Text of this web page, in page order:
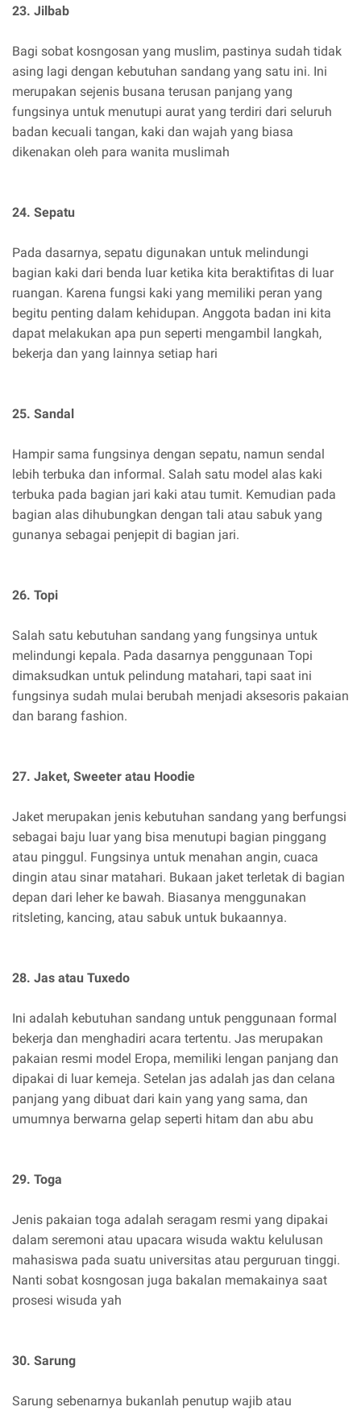
23. Jilbab
Bagi sobat kosngosan yang muslim, pastinya sudah tidak
asing lagi dengan kebutuhan sandang yang satu ini. Ini
merupakan sejenis busana terusan panjang yang
fungsinya untuk menutupi aurat yang terdiri dari seluruh
badan kecuali tangan, kaki dan wajah yang biasa
dikenakan oleh para wanita muslimah
24. Sepatu
Pada dasarnya, sepatu digunakan untuk melindungi
bagian kaki dari benda luar ketika kita beraktifitas di luar
ruangan. Karena fungsi kaki yang memiliki peran yang
begitu penting dalam kehidupan. Anggota badan ini kita
dapat melakukan apa pun seperti mengambil langkah,
bekerja dan yang lainnya setiap hari
25. Sandal
Hampir sama fungsinya dengan sepatu, namun sendal
lebih terbuka dan informal. Salah satu model alas kaki
terbuka pada bagian jari kaki atau tumit. Kemudian pada
bagian alas dihubungkan dengan tali atau sabuk yang
gunanya sebagai penjepit di bagian jari.
26. Topi
Salah satu kebutuhan sandang yang fungsinya untuk
melindungi kepala. Pada dasarnya penggunaan Topi
dimaksudkan untuk pelindung matahari, tapi saat ini
fungsinya sudah mulai berubah menjadi aksesoris pakaian
dan barang fashion.
27. Jaket, Sweeter atau Hoodie
Jaket merupakan jenis kebutuhan sandang yang berfungsi
sebagai baju luar yang bisa menutupi bagian pinggang
atau pinggul. Fungsinya untuk menahan angin, cuaca
dingin atau sinar matahari. Bukaan jaket terletak di bagian
depan dari leher ke bawah. Biasanya menggunakan
ritsleting, kancing, atau sabuk untuk bukaannya.
28. Jas atau Tuxedo
Ini adalah kebutuhan sandang untuk penggunaan formal
bekerja dan menghadiri acara tertentu. Jas merupakan
pakaian resmi model Eropa, memiliki lengan panjang dan
dipakai di luar kemeja. Setelan jas adalah jas dan celana
panjang yang dibuat dari kain yang yang sama, dan
umumnya berwarna gelap seperti hitam dan abu abu
29. Toga
Jenis pakaian toga adalah seragam resmi yang dipakai
dalam seremoni atau upacara wisuda waktu kelulusan
mahasiswa pada suatu universitas atau perguruan tinggi.
Nanti sobat kosngosan juga bakalan memakainya saat
prosesi wisuda yah
30. Sarung
Sarung sebenarnya bukanlah penutup wajib atau